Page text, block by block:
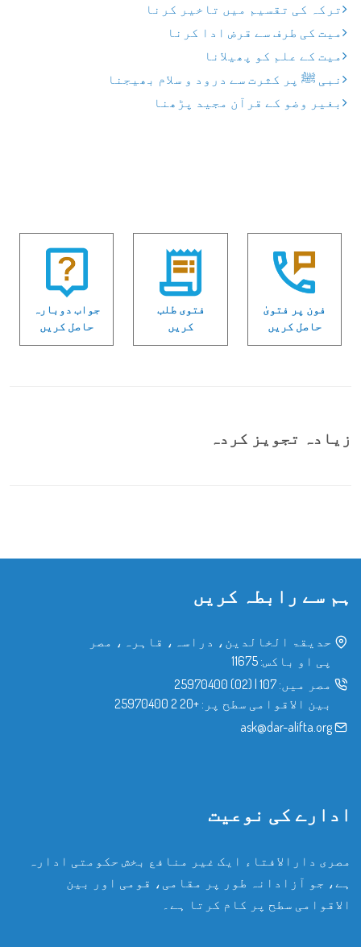
ترکہ کی تقسیم میں تاخیر کرنا
میت کی طرف سے قرض ادا کرنا
میت کے علم کو پھیلانا
نبی ﷺ پر کثرت سے درود و سلام بھیجنا
بغیر وضو کے قرآن مجید پڑھنا
فون پر فتویٰ
حاصل کریں
فتوی طلب
کریں
جواب دوبارہ
حاصل کریں
زیادہ تجویز کردہ
ہم سے رابطہ کریں
حدیقۃ الخالدین، دراسہ، قاہرہ، مصر
پی او باکس: 11675
مصر میں: 107
|
(02) 25970400
بین الاقوامی سطح پر: +20 2 25970400
ask@dar-alifta.org
ادارے کی نوعیت
مصری دارالافتاء ایک غیر منافع بخش حکومتی ادارہ
ہے، جو آزادانہ طور پر مقامی، قومی اور بین
الاقوامی سطح پر کام کرتا ہے۔